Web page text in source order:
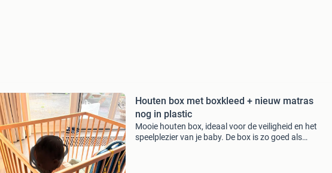
Houten box met boxkleed + nieuw matras
nog in plastic
Mooie houten box, ideaal voor de veiligheid en het
speelplezier van je baby. De box is zo goed als